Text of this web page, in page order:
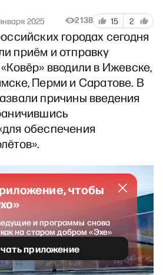
2025 2138 15 2
городах сегодня
приём и отправку
вводили в Ижевске,
Перми и Саратове. В
причины введения
обеспечения
чтобы
и программы снова
на старом добром «Эхе»
приложение